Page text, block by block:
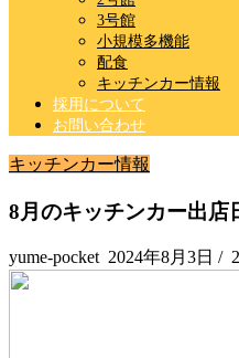
3号館
小規模多機能
配食
キッチンカー情報
採用について
お問い合わせ
キッチンカー情報
8月のキッチンカー出店
yume-pocket 2024年8月3日 /